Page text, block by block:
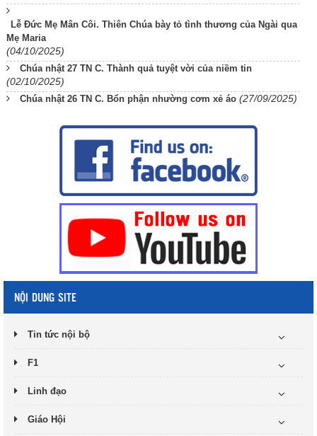
Lễ Đức Mẹ Mân Côi. Thiên Chúa bày tỏ tình thương của Ngài qua
Mẹ Maria
(04/10/2025)
Chúa nhật 27 TN C. Thành quả tuyệt vời của niềm tin
(02/10/2025)
Chúa nhật 26 TN C. Bổn phận nhường cơm xẻ áo (27/09/2025)
NỘI DUNG SITE
Tin tức nội bộ
F1
Linh đạo
Giáo Hội